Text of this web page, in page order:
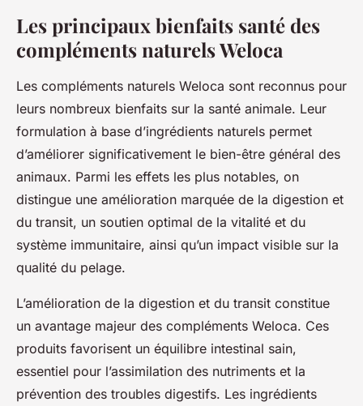
Les principaux bienfaits santé des
compléments naturels Weloca
Les compléments naturels Weloca sont reconnus pour
leurs nombreux bienfaits sur la santé animale. Leur
formulation à base d’ingrédients naturels permet
d’améliorer significativement le bien-être général des
animaux. Parmi les effets les plus notables, on
distingue une amélioration marquée de la digestion et
du transit, un soutien optimal de la vitalité et du
système immunitaire, ainsi qu’un impact visible sur la
qualité du pelage.
L’amélioration de la digestion et du transit constitue
un avantage majeur des compléments Weloca. Ces
produits favorisent un équilibre intestinal sain,
essentiel pour l’assimilation des nutriments et la
prévention des troubles digestifs. Les ingrédients